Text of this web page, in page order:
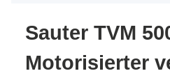
Sauter TVM
Motorisierter